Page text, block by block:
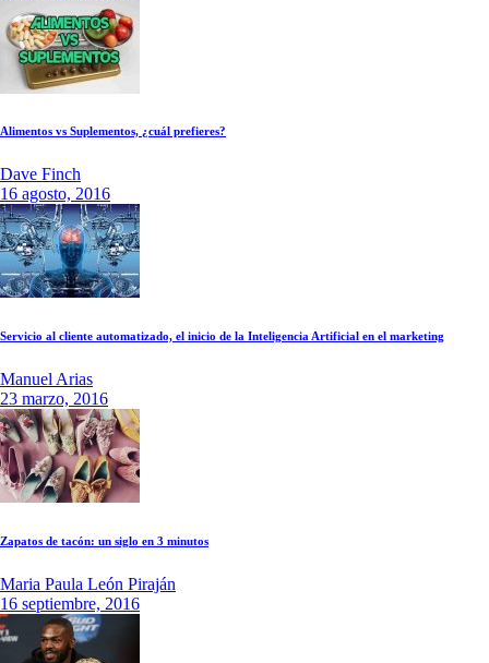
Alimentos vs Suplementos, ¿cuál prefieres?
Dave Finch
16 agosto, 2016
Servicio al cliente automatizado, el inicio de la Inteligencia Artificial en el marketing
Manuel Arias
23 marzo, 2016
Zapatos de tacón: un siglo en 3 minutos
Maria Paula León Piraján
16 septiembre, 2016